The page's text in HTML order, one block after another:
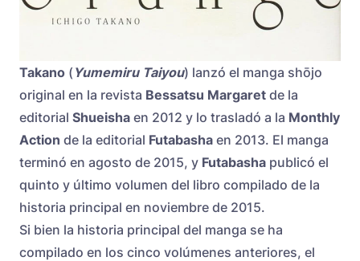
Takano ( Yumemiru Taiyou) lanzó el manga shōjo
original en la revista Bessatsu Margaret de la
editorial Shueisha en 2012 y lo trasladó a la Monthly
Action de la editorial Futabasha en 2013. El manga
terminó en agosto de 2015, y Futabasha publicó el
quinto y último volumen del libro compilado de la
historia principal en noviembre de 2015.
Si bien la historia principal del manga se ha
compilado en los cinco volúmenes anteriores, el